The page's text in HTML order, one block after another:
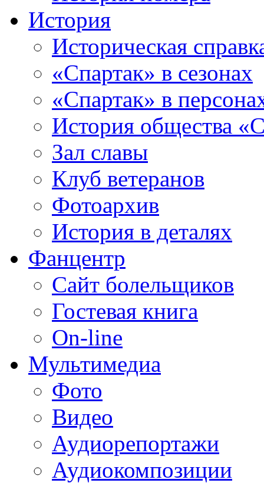
История
Историческая
«Спартак» в сезонах
«Спартак» в
История общества
Зал славы
Клуб ветеранов
Фотоархив
История в деталях
Фанцентр
Сайт болельщиков
Гостевая книга
On-line
Мультимедиа
Фото
Видео
Аудиорепортажи
Аудиокомпозиции